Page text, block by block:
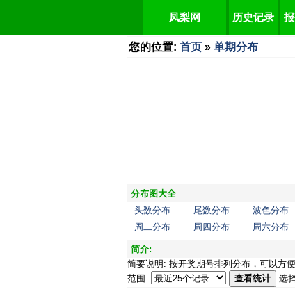
凤梨网 历史记录
您的位置: 首页 » 单期分布
分布图大全
头数分布
尾数分布 波色分布
周二分布
周四分布 周六分布
简介:
简要说明: 按开奖期号排列分布，可以方
范围:
查看统计 选